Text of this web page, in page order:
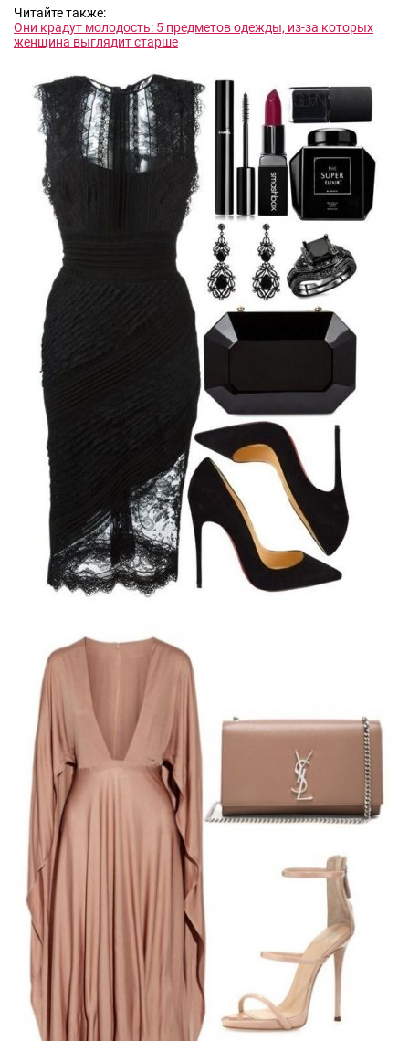
Читайте также:
Они крадут молодость: 5 предметов одежды, из-за которых
женщина выглядит старше